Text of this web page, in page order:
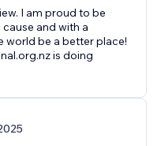
I am proud to be
and with a
world be a better place!
is doing